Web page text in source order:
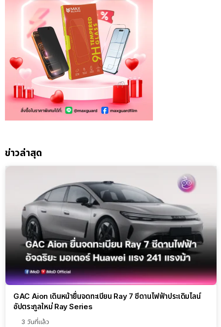
ข่าวล่าสุด
GAC Aion เดินหน้ายื่นจดทะเบียน Ray 7 ซีดานไฟฟ้าประเดิมไลน์
อัปตระกูลใหม่ Ray Series
3 วันที่แล้ว